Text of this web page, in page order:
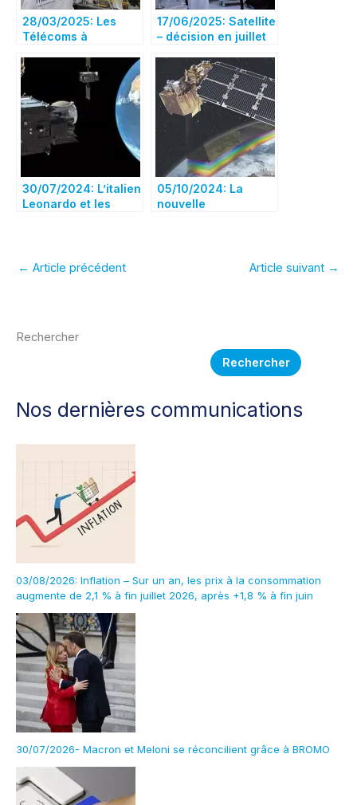
28/03/2025: Les
Télécoms à
l’Observation à
Cannes, la Science
et le radar en Italie !
17/06/2025: Satellite
– décision en juillet
alliance Airbus-
Thales-Leonardo
30/07/2024: L’italien
Leonardo et les
une alliance dans le
05/10/2024: La
nouvelle
éventuelle fusion
← Article précédent Article suivant →
Rechercher
Rechercher
Nos dernières communications
03/08/2026: Inflation – Sur un an, les prix à la consommation
augmente de 2,1 % à fin juillet 2026, après +1,8 % à fin juin
30/07/2026- Macron et Meloni se réconcilient grâce à BROMO